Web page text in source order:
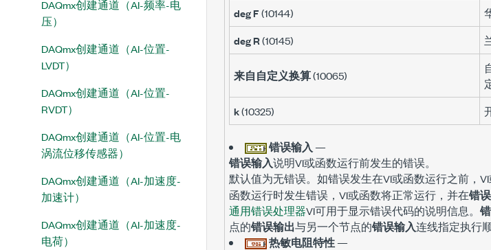
DAQmx创建通道（AI-频率-电
压）
DAQmx创建通道（AI-位置-
LVDT）
DAQmx创建通道（AI-位置-
RVDT）
DAQmx创建通道（AI-位置-电
涡流位移传感器）
DAQmx创建通道（AI-加速度-
加速计）
DAQmx创建通道（AI-加速度-
电荷）
deg F(10144)
deg R(10145)
来自自定义换算(10065)
k(10325)
错误输入 —
错误输入说明VI或函数运行前发生的错误。
默认值为无错误。如错误发生在VI或函数运行之前，
函数运行时发生错误，VI或函数将正常运行，并在错
通用错误处理器VI可用于显示错误代码的说明信息。
点的错误输出与另一个节点的错误输入连线指定执行顺
热敏电阻特性—